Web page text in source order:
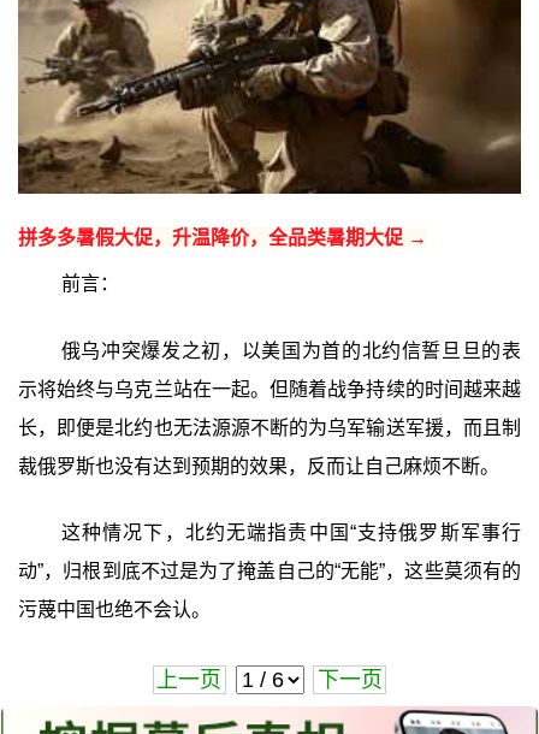
拼多多暑假大促，升温降价，全品类暑期大促 →
前言：
俄乌冲突爆发之初，以美国为首的北约信誓旦旦的表
示将始终与乌克兰站在一起。但随着战争持续的时间越来越
长，即便是北约也无法源源不断的为乌军输送军援，而且制
裁俄罗斯也没有达到预期的效果，反而让自己麻烦不断。
这种情况下，北约无端指责中国“支持俄罗斯军事行
动”，归根到底不过是为了掩盖自己的“无能”，这些莫须有的
污蔑中国也绝不会认。
上一页 下一页